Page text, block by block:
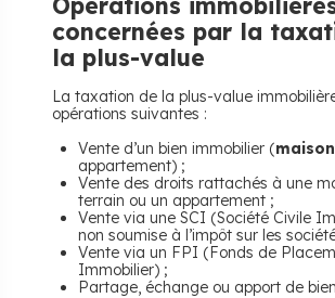
concernées par la
la plus-value
La taxation de la plus-value
opérations suivantes :
Vente d’un bien immobilier (maison
appartement) ;
Vente des droits rattachés à une
terrain ou un appartement ;
Vente via une SCI (Société Civile
non soumise à l’impôt sur les
Vente via un FPI (Fonds de
Immobilier) ;
Partage, échange ou apport de